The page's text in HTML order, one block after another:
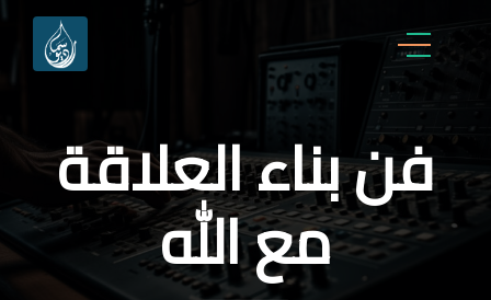
فن بناء العلاقة
مع الله